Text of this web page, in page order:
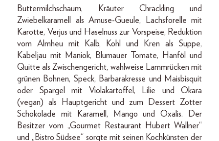
Buttermilchschaum, Kräuter Chrackling und
Zwiebelkaramell als Amuse-Gueule, Lachsforelle mit
Karotte, Verjus und Haselnuss zur Vorspeise, Reduktion
vom Almheu mit Kalb, Kohl und Kren als Suppe,
Kabeljau mit Maniok, Blumauer Tomate, Hanföl und
Quitte als Zwischengericht, wahlweise Lammrücken mit
grünen Bohnen, Speck, Barbarakresse und Maisbisquit
oder Spargel mit Violakartoffel, Lilie und Okara
(vegan) als Hauptgericht und zum Dessert Zotter
Schokolade mit Karamell, Mango und Oxalis. Der
Besitzer vom „Gourmet Restaurant Hubert Wallner“
und „Bistro Südsee“ sorgte mit seinen Kochkünsten der